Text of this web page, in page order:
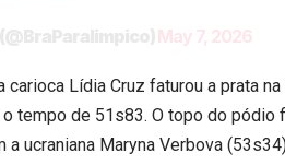
May 7, 2026
Lídia Cruz faturou a prata
tempo de 51s83. O topo do pódio
ucraniana Maryna Verbova